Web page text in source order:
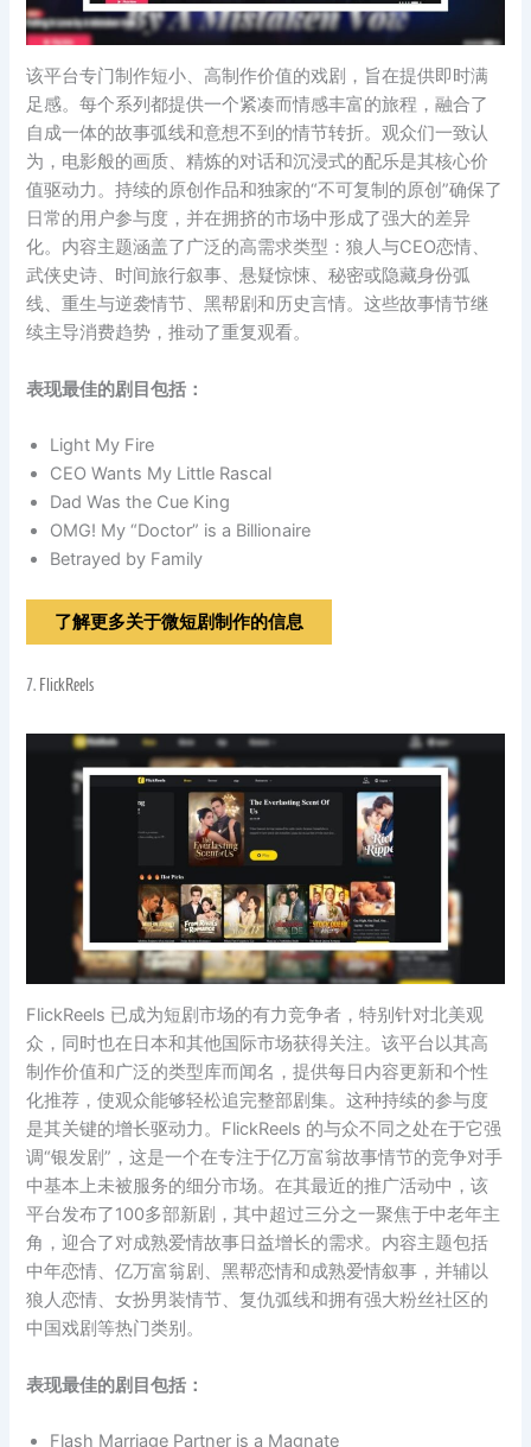
该平台专门制作短小、高制作价值的戏剧，旨在提供即时满
足感。每个系列都提供一个紧凑而情感丰富的旅程，融合了
自成一体的故事弧线和意想不到的情节转折。观众们一致认
为，电影般的画质、精炼的对话和沉浸式的配乐是其核心价
值驱动力。持续的原创作品和独家的“不可复制的原创”确保了
日常的用户参与度，并在拥挤的市场中形成了强大的差异
化。内容主题涵盖了广泛的高需求类型：狼人与CEO恋情、
武侠史诗、时间旅行叙事、悬疑惊悚、秘密或隐藏身份弧
线、重生与逆袭情节、黑帮剧和历史言情。这些故事情节继
续主导消费趋势，推动了重复观看。
表现最佳的剧目包括：
Light My Fire
CEO Wants My Little Rascal
Dad Was the Cue King
OMG! My “Doctor” is a Billionaire
Betrayed by Family
了解更多关于微短剧制作的信息
7. FlickReels
FlickReels 已成为短剧市场的有力竞争者，特别针对北美观
众，同时也在日本和其他国际市场获得关注。该平台以其高
制作价值和广泛的类型库而闻名，提供每日内容更新和个性
化推荐，使观众能够轻松追完整部剧集。这种持续的参与度
是其关键的增长驱动力。FlickReels 的与众不同之处在于它强
调“银发剧”，这是一个在专注于亿万富翁故事情节的竞争对手
中基本上未被服务的细分市场。在其最近的推广活动中，该
平台发布了100多部新剧，其中超过三分之一聚焦于中老年主
角，迎合了对成熟爱情故事日益增长的需求。内容主题包括
中年恋情、亿万富翁剧、黑帮恋情和成熟爱情叙事，并辅以
狼人恋情、女扮男装情节、复仇弧线和拥有强大粉丝社区的
中国戏剧等热门类别。
表现最佳的剧目包括：
Flash Marriage Partner is a Magnate